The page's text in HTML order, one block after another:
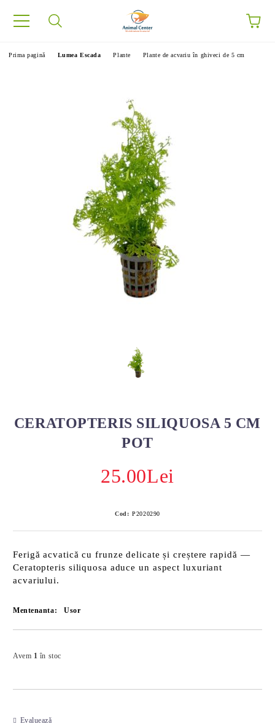
Prima pagină Lumea Escada Plante Plante de acvariu în ghiveci de 5 cm
CERATOPTERIS SILIQUOSA 5 CM
POT
25.00Lei
Cod: P2020290
Ferigă acvatică cu frunze delicate și creștere rapidă —
Ceratopteris siliquosa aduce un aspect luxuriant
acvariului.
Mentenanta: Usor
Avem 1 în stoc
Evaluează